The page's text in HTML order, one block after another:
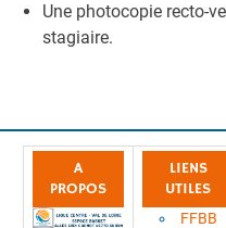
Une photocopie recto-
stagiaire.
A
PROPOS
LIENS
UTILES
FFBB